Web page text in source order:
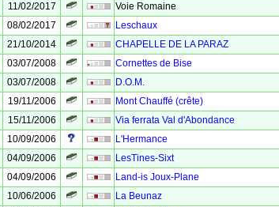
11/02/2017
Voie Romaine
08/02/2017
Leschaux
21/10/2014
CHAPELLE DE LA PARAZ
03/07/2008
Cornettes de Bise
03/07/2008
D.O.M.
19/11/2006
Mont Chauffé (crête)
15/11/2006
Via ferrata Val d'Abondance
10/09/2006
L'Hermance
04/09/2006
LesTines-Sixt
04/09/2006
Land-is Joux-Plane
10/06/2006
La Beunaz